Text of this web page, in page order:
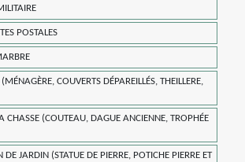
POSTALES
COUVERTS DÉPAREILLÉS, THEILLERE,
CHASSE (COUTEAU, DAGUE ANCIENNE, TROPHÉE
DE JARDIN (STATUE DE PIERRE, POTICHE PIERRE ET